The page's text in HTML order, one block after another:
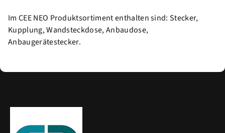
Im CEE NEO Produktsortiment enthalten sind: Stecker,
Kupplung, Wandsteckdose, Anbaudose,
Anbaugerätestecker.